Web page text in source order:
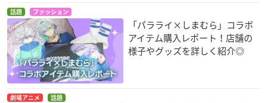
話題 ファッション
「パラライ×しまむら」コラボ
アイテム購入レポート！店舗の
様子やグッズを詳しく紹介◎
劇場アニメ 話題